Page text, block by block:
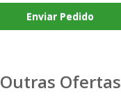
Enviar Pedido
Outras Ofertas